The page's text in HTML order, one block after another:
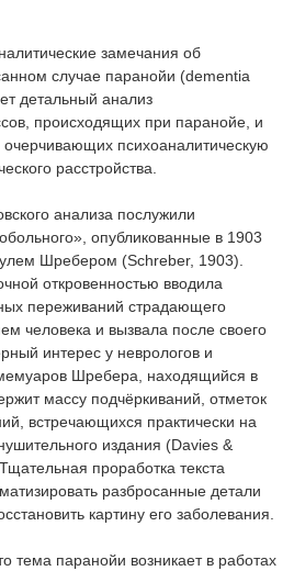
замечания об
случае паранойи (dementia
детальный анализ
происходящих при паранойе, и
психоаналитическую
расстройства.
анализа послужили
опубликованные в 1903
Шребером (Schreber, 1903).
откровенностью вводила
переживаний страдающего
человека и вызвала после своего
интерес у неврологов и
Шребера, находящийся в
массу подчёркиваний, отметок
встречающихся практически на
издания (Davies &
проработка текста
разбросанные детали
картину его заболевания.
тема паранойи возникает в работах